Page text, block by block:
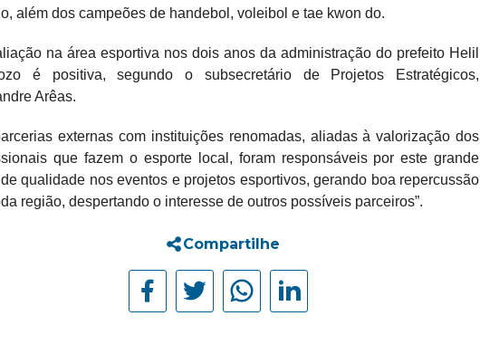
além dos campeões de handebol, voleibol e tae kwon do.
na área esportiva nos dois anos da administração do prefeito Helil
é positiva, segundo o subsecretário de Projetos Estratégicos,
Arêas.
externas com instituições renomadas, aliadas à valorização dos
que fazem o esporte local, foram responsáveis por este grande
qualidade nos eventos e projetos esportivos, gerando boa repercussão
região, despertando o interesse de outros possíveis parceiros”.
Compartilhe